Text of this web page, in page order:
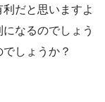
だと思いますよ
なるのでしょう
しょうか？